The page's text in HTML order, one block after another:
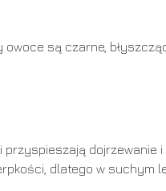
owoce są czarne,
przyspieszają dojrzewanie i
dlatego w suchym